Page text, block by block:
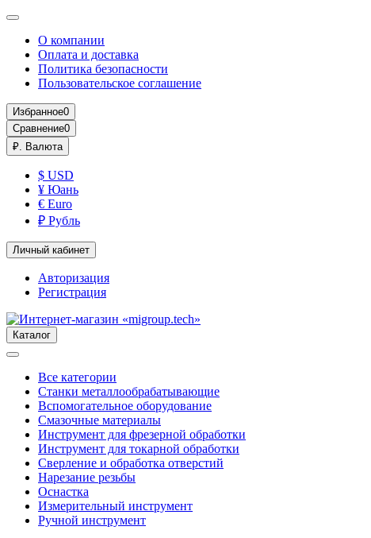
О компании
Оплата и доставка
Политика безопасности
Пользовательское соглашение
Избранное0
Сравнение0
₽. Валюта
$ USD
¥ Юань
€ Euro
₽ Рубль
Личный кабинет
Авторизация
Регистрация
Каталог
Все категории
Станки металлообрабатывающие
Вспомогательное оборудование
Смазочные материалы
Инструмент для фрезерной обработки
Инструмент для токарной обработки
Сверление и обработка отверстий
Нарезание резьбы
Оснастка
Измерительный инструмент
Ручной инструмент